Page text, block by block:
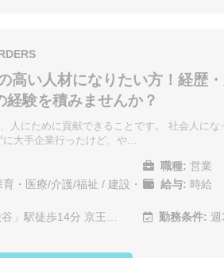
高い人材になりたい方！経歴
経験を積みませんか？
人にために貢献できることです。 社会人に
大手企業行ったけど、や…
職種: 営業
・医療/介護/福祉 / 建設・
給与: 時給
」駅徒歩14分 京王… 勤務条件: 週